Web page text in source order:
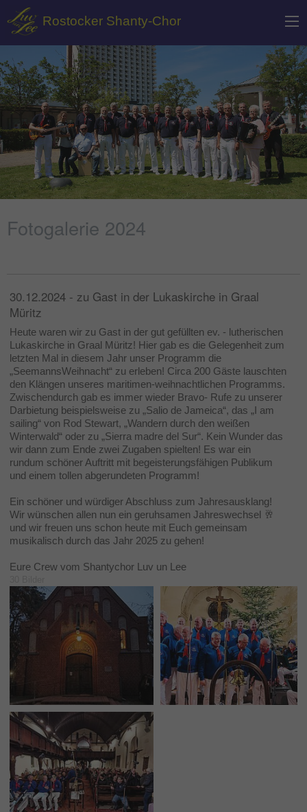
Rostocker Shanty-Chor
Fotogalerie 2024
30.12.2024 - zu Gast in der Lukaskirche in Graal
Müritz
Heute waren wir zu Gast in der gut gefüllten ev. - lutherischen
Lukaskirche in Graal Müritz! Hier gab es die Gelegenheit zum
letzten Mal in diesem Jahr unser Programm die
„SeemannsWeihnacht“ zu erleben! Circa 200 Gäste lauschten
den Klängen unseres maritimen-weihnachtlichen Programms.
Zwischendurch gab es immer wieder Bravo- Rufe zu unserer
Darbietung beispielsweise zu „Salio de Jameica“, das „I am
sailing“ von Rod Stewart, „Wandern durch den weißen
Winterwald“ oder zu „Sierra madre del Sur“. Kein Wunder das
wir dann zum Ende zwei Zugaben spielten! Es war ein
rundum schöner Auftritt mit begeisterungsfähigen Publikum
und einem tollen abgerundeten Programm!
Ein schöner und würdiger Abschluss zum Jahresausklang!
Wir wünschen allen nun ein geruhsamen Jahreswechsel 🥂
und wir freuen uns schon heute mit Euch gemeinsam
musikalisch durch das Jahr 2025 zu gehen!
Eure Crew vom Shantychor Luv un Lee